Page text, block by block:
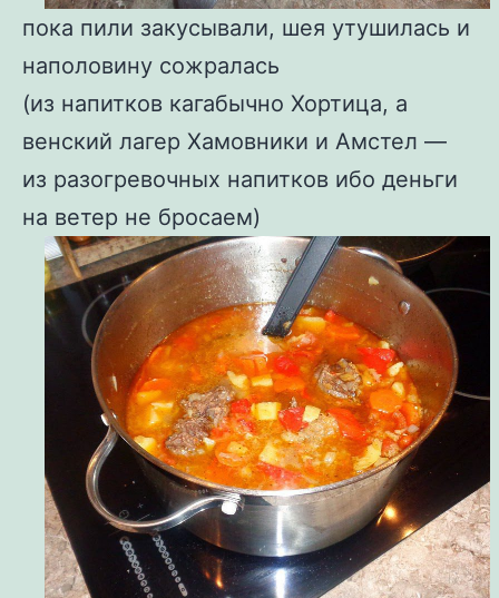
пока пили закусывали, шея утушилась и
наполовину сожралась
(из напитков кагабычно Хортица, а
венский лагер Хамовники и Амстел —
из разогревочных напитков ибо деньги
на ветер не бросаем)